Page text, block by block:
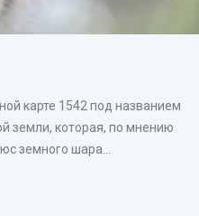
карте 1542 под названием
земли, которая, по мнению
земного шара...